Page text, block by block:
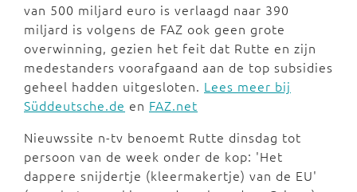
van 500 miljard euro is verlaagd naar 390
miljard is volgens de FAZ ook geen grote
overwinning, gezien het feit dat Rutte en zijn
medestanders voorafgaand aan de top subsidies
geheel hadden uitgesloten. Lees meer bij
Süddeutsche.de en FAZ.net
Nieuwssite n-tv benoemt Rutte dinsdag tot
persoon van de week onder de kop: 'Het
dappere snijdertje (kleermakertje) van de EU'